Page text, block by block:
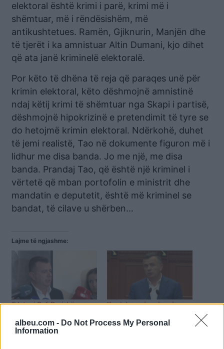
albeu.com - Do Not Process My Personal
Information
elektoral është krimi i parë, krimi më i
shëmtuar, më i rëndësishëm, më
antikushtetues. Ramën, Gjiknurin, Manjën dhe
të tjerët i ka amnistuar Altin Dumani, kjo dihet
që ata janë kriminelë elektoralë.
Por këto të dhëna të reja që paraqes unë për
krimin elektoral, këto dëshmojnë amnistinë
ndaj këtij krimi të shëmtuar nga Skapi i partisë,
dëshmojnë hipokrizinë e pretendimit të tyre se
do hetojmë krimin elektoral. Ndërkohë, duhet
të jemi realistë, Tao në dokumente figuron më i
lidhur me disa banda. Jo me një, me disa
banda. Prandaj Tao, që është një kriminel i
vërtetë që mban portofolin e ministrit dhe
mandatin e deputetit, është më kriminel se
bandat, të cilave u shërben…
Lajme të ngjashme:
“Hetoni Sali Berishën e
SHBA”, Balla kërkesë
SPAK
“I vdekur që ecën në
Nuk ke prapanicë të